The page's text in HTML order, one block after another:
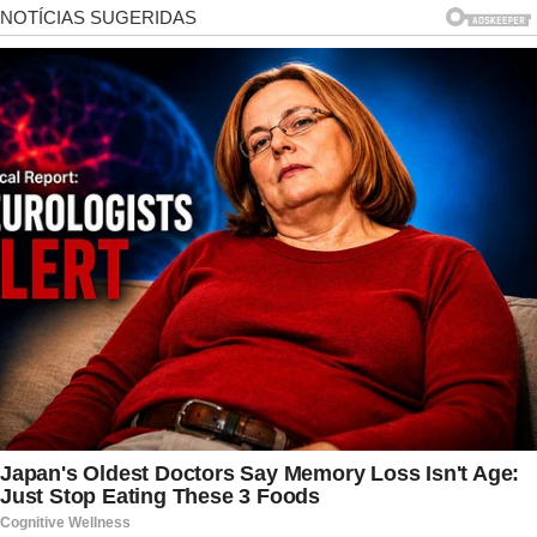
levou o Ministério da Justiça a solicitar a
abertura da investigação, ainda no mês de abril.
Depois de concluir a apuração, a Polícia Federal
afirmou que há elementos indicando que o
senador tentou associar diretamente o
presidente da República aos crimes mencionados
na postagem. Segundo o relatório elaborado
pelos investigadores, o conteúdo da mensagem
deixa claro que, na interpretação apresentada
pelo parlamentar, Lula seria relacionado às
acusações listadas na sequência do texto.
Agora, o depoimento de Flávio Bolsonaro será
uma das últimas etapas antes da manifestação